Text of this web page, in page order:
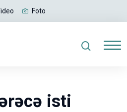
Foto
isti